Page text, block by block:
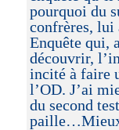
pourquoi du
confrères, lui
Enquête qui,
découvrir,
incité à faire
l’OD. J’ai
du second